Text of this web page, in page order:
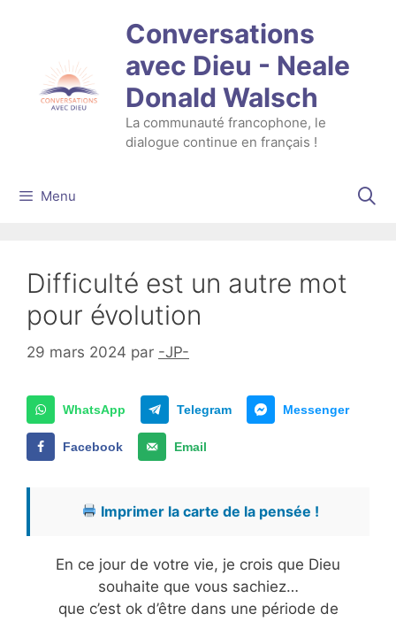
Conversations
avec Dieu - Neale
Donald Walsch
La communauté francophone, le
dialogue continue en français !
Menu
Difficulté est un autre mot
pour évolution
29 mars 2024 par -JP-
WhatsApp Telegram Messenger
Facebook Email
Imprimer la carte de la pensée !
En ce jour de votre vie, je crois que Dieu
souhaite que vous sachiez…
que c’est ok d’être dans une période de